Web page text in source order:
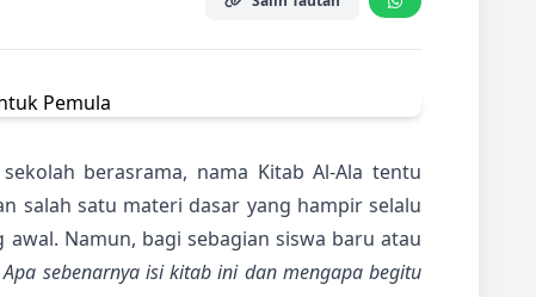
berasrama, nama Kitab Al-Ala tentu
salah satu materi dasar yang hampir selalu
Namun, bagi sebagian siswa baru atau
Apa sebenarnya isi kitab ini dan mengapa begitu